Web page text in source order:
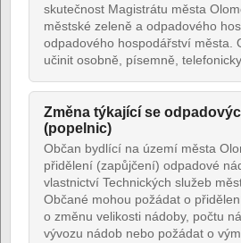
skutečnost Magistrátu města
městské zeleně a odpadového
odpadového hospodářství města.
učinit osobně, písemně,
Změna týkající se
(popelnic)
Občan bydlící na území města
přidělení (zapůjčení) odpadové
vlastnictví Technických služeb
Občané mohou požádat o
o změnu velikosti nádoby, počtu
vývozu nádob nebo požádat o